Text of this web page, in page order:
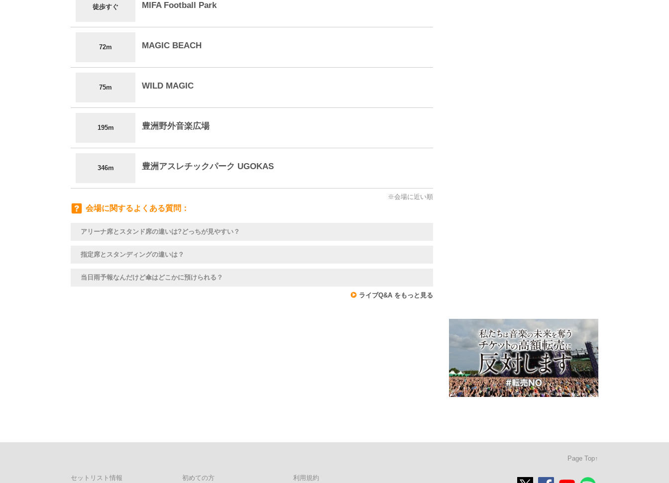
徒歩すぐ MIFA Football Park
72m MAGIC BEACH
75m WILD MAGIC
195m 豊洲野外音楽広場
346m 豊洲アスレチックパーク UGOKAS
※会場に近い順
会場に関するよくある質問
アリーナ席とスタンド席の違いは?どっちが見やすい？
指定席とスタンディングの違いは？
当日雨予報なんだけど傘はどこかに預けられる？
ライブQ&A をもっと見る
Page Top↑
セットリスト情報 初めての方 利用規約